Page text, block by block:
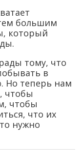
большим
который
тому, что
в
Но теперь нам
чтобы
чтобы
что их
нужно